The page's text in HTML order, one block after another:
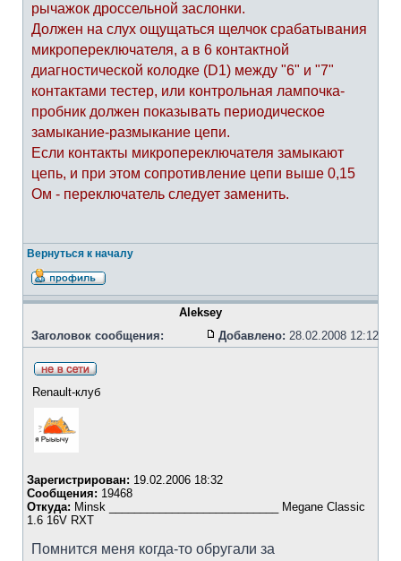
рычажок дроссельной заслонки.
Должен на слух ощущаться щелчок срабатывания
микропереключателя, а в 6 контактной
диагностической колодке (D1) между "6" и "7"
контактами тестер, или контрольная лампочка-
пробник должен показывать периодическое
замыкание-размыкание цепи.
Если контакты микропереключателя замыкают
цепь, и при этом сопротивление цепи выше 0,15
Ом - переключатель следует заменить.
Вернуться к началу
Aleksey
Заголовок сообщения:
Добавлено: 28.02.2008 12:12
Renault-клуб
Зарегистрирован: 19.02.2006 18:32
Сообщения: 19468
Откуда: Minsk ___________________________ Megane Classic
1.6 16V RXT
Помнится меня когда-то обругали за